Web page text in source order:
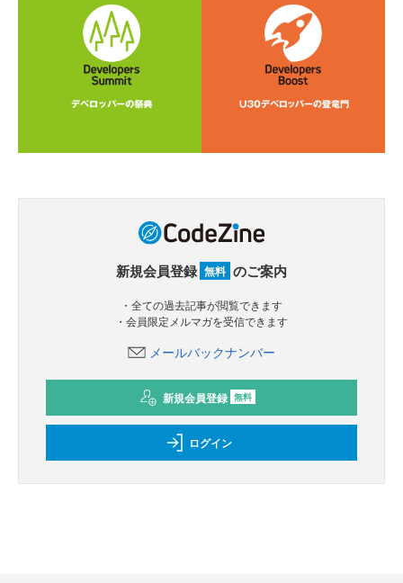
新規会員登録 無料 のご案内
・全ての過去記事が閲覧できます
・会員限定メルマガを受信できます
メールバックナンバー
新規会員登録 無料
ログイン